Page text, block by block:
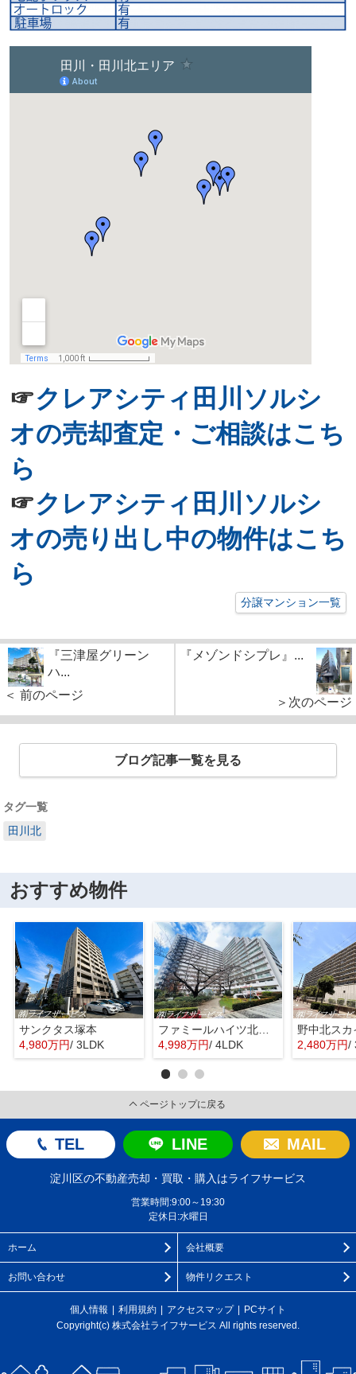
☞クレアシティ田川ソルシ
オの売却査定・ご相談はこち
ら
☞クレアシティ田川ソルシ
オの売り出し中の物件はこち
ら
分譲マンション一覧
『三津屋グリーン
ハ...
＜ 前のページ
『メゾンドシプレ』...
＞次のページ
ブログ記事一覧を見る
タグ一覧
田川北
おすすめ物件
サンクタス塚本
4,980万円/ 3LDK
ファミールハイツ北大阪４号棟
4,998万円/ 4LDK
野中北スカ
2,480万円/
ページトップに戻る
TEL LINE MAIL
淀川区の不動産売却・買取・購入はライフサービス
営業時間:9:00～19:30
定休日:水曜日
ホーム 会社概要
お問い合わせ 物件リクエスト
個人情報 利用規約 アクセスマップ
PCサイト
Copyright(c) 株式会社ライフサービス All rights reserved.